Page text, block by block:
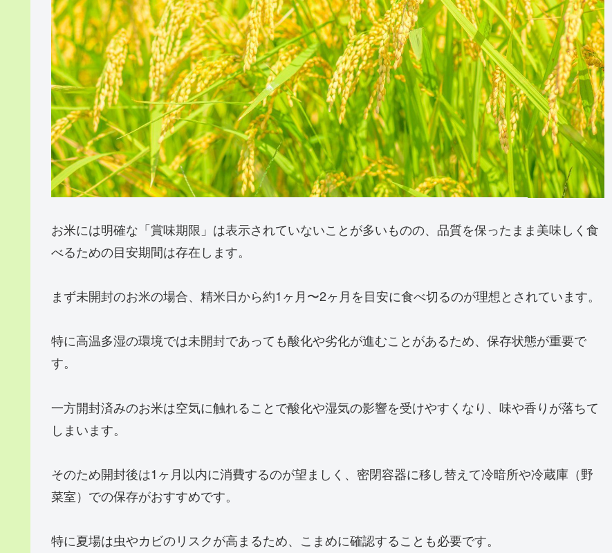
お米には明確な「賞味期限」は表示されていないことが多いものの、品質を保ったまま美味しく食
べるための目安期間は存在します。
まず未開封のお米の場合、精米日から約1ヶ月〜2ヶ月を目安に食べ切るのが理想とされています。
特に高温多湿の環境では未開封であっても酸化や劣化が進むことがあるため、保存状態が重要で
す。
一方開封済みのお米は空気に触れることで酸化や湿気の影響を受けやすくなり、味や香りが落ちて
しまいます。
そのため開封後は1ヶ月以内に消費するのが望ましく、密閉容器に移し替えて冷暗所や冷蔵庫（野
菜室）での保存がおすすめです。
特に夏場は虫やカビのリスクが高まるため、こまめに確認することも必要です。